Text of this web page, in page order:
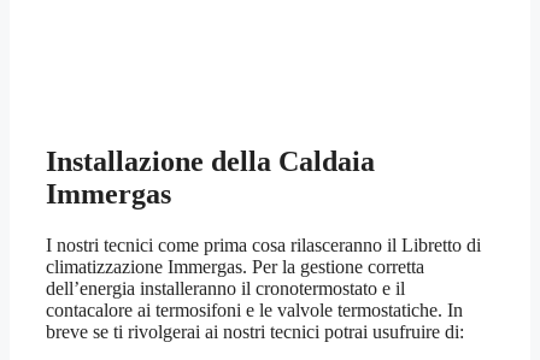
Installazione della Caldaia
Immergas
I nostri tecnici come prima cosa rilasceranno il Libretto di
climatizzazione Immergas. Per la gestione corretta
dell’energia installeranno il cronotermostato e il
contacalore ai termosifoni e le valvole termostatiche. In
breve se ti rivolgerai ai nostri tecnici potrai usufruire di: